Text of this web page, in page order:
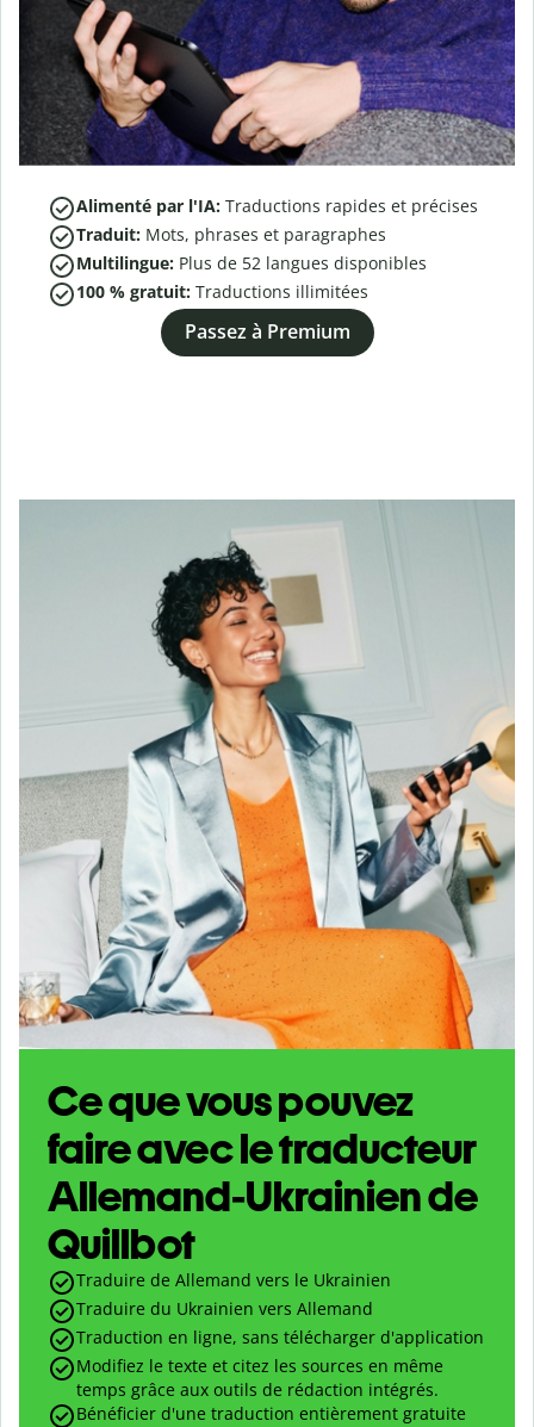
Alimenté par l'IA: Traductions rapides et précises
Traduit: Mots, phrases et paragraphes
Multilingue: Plus de 52 langues disponibles
100 % gratuit: Traductions illimitées
Passez à Premium
Ce que vous pouvez
faire avec le traducteur
Allemand-Ukrainien de
Quillbot
Traduire de Allemand vers le Ukrainien
Traduire du Ukrainien vers Allemand
Traduction en ligne, sans télécharger d'application
Modifiez le texte et citez les sources en même
temps grâce aux outils de rédaction intégrés.
Bénéficier d'une traduction entièrement gratuite